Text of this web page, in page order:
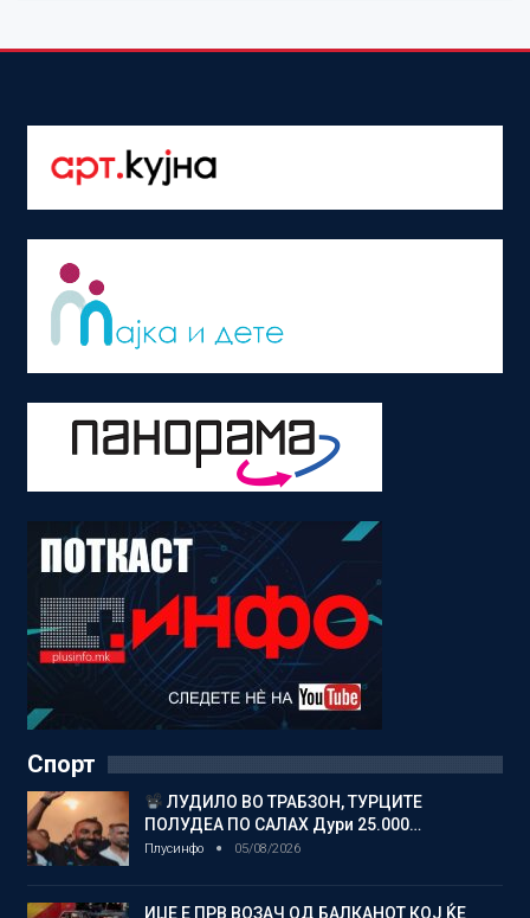
Спорт
ЛУДИЛО ВО ТРАБЗОН, ТУРЦИТЕ
ПОЛУДЕА ПО САЛАХ Дури 25.000…
Плусинфо 05/08/2026
ИЏЕ Е ПРВ ВОЗАЧ ОД БАЛКАНОТ КОЈ ЌЕ